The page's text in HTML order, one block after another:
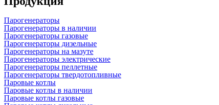
Парогенераторы
Парогенераторы в наличии
Парогенераторы газовые
Парогенераторы дизельные
Парогенераторы на мазуте
Парогенераторы электрические
Парогенераторы пеллетные
Парогенераторы твердотопливные
Паровые котлы
Паровые котлы в наличии
Паровые котлы газовые